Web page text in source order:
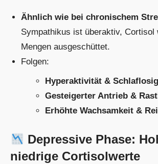
Ähnlich wie bei chronischem
Sympathikus ist überaktiv, Cortisol
Mengen ausgeschüttet.
Folgen:
Hyperaktivität &
Gesteigerter Antrieb &
Erhöhte Wachsamkeit &
Depressive Phase:
niedrige Cortisolwerte